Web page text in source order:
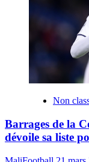
Non
Barrages de la
dévoile sa liste